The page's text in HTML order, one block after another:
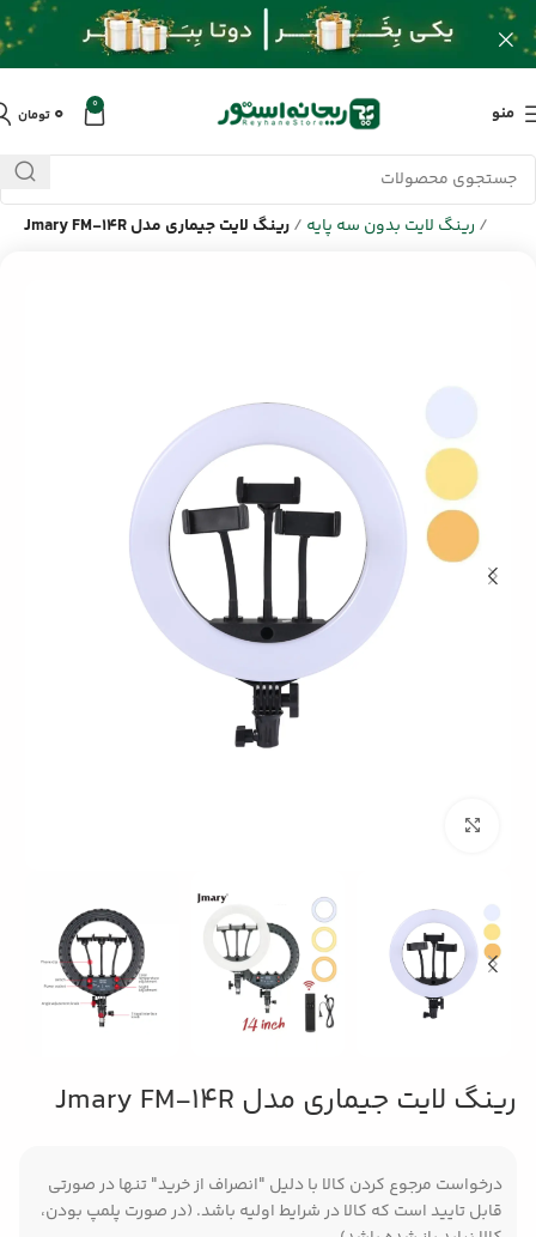
منو 0 ۰ تومان
خانه/محصولات/سایر لوازم جانبی/تجهیزات روشنایی/رینگ لایت
/ رینگ لایت بدون سه پایه /رینگ لایت جیماری مدل Jmary FM-14R
رینگ لایت جیماری مدل Jmary FM-14R
درخواست مرجوع کردن کالا با دلیل "انصراف از خرید" تنها در صورتی
قابل تایید است که کالا در شرایط اولیه باشد. (در صورت پلمپ بودن،